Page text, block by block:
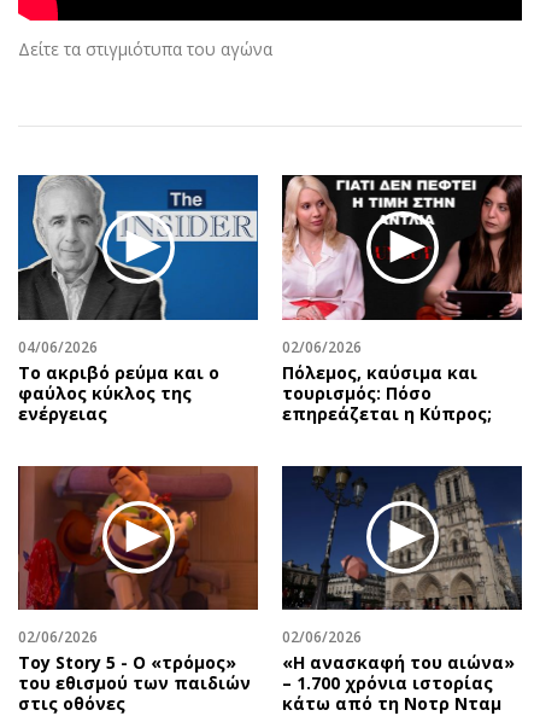
Αθλητισμός
Κύπρος
Διεθνή
Οικονομική
Οικονομία
Real Estate
Επιχειρήσεις
Αγορές
Money Review
AstroBank Properties
Ενέργεια
Ναυτιλία
Περιβάλλον
Ελλάδα
Κόσμος
Παράξενα
Πολιτισμός
Geek
Social
Αφιερώματα
Πολιτική
Οικονομία
Γενικά
Αναδρομές
Πρόσωπα
Περιβάλλον
Γυναίκα
Showbiz
Ταξίδια
Συνταγές
Έξοδος
Media
Εκπομπές
Δείτε τα στιγμιότυπα του αγώνα
04/06/2026
Το ακριβό ρεύμα και ο
φαύλος κύκλος της
ενέργειας
02/06/2026
Πόλεμος, καύσιμα και
τουρισμός: Πόσο
επηρεάζεται η Κύπρος;
02/06/2026
Toy Story 5 - O «τρόμος»
του εθισμού των παιδιών
στις οθόνες
02/06/2026
«Η ανασκαφή του αιώνα»
– 1.700 χρόνια ιστορίας
κάτω από τη Νοτρ Νταμ